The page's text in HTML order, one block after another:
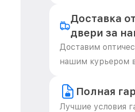
Доставка
двери за
Доставим
нашим курьером
Полная
Лучшие условия